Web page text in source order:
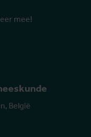
België
mee!